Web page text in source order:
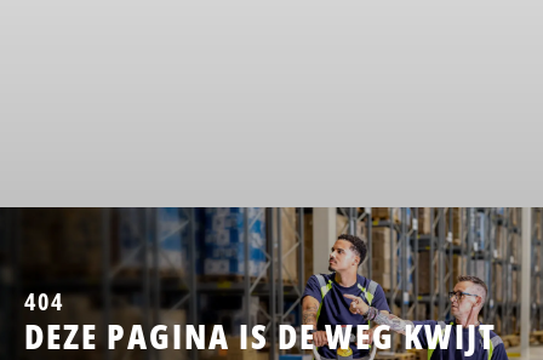
404
DEZE PAGINA IS DE WEG KWIJT